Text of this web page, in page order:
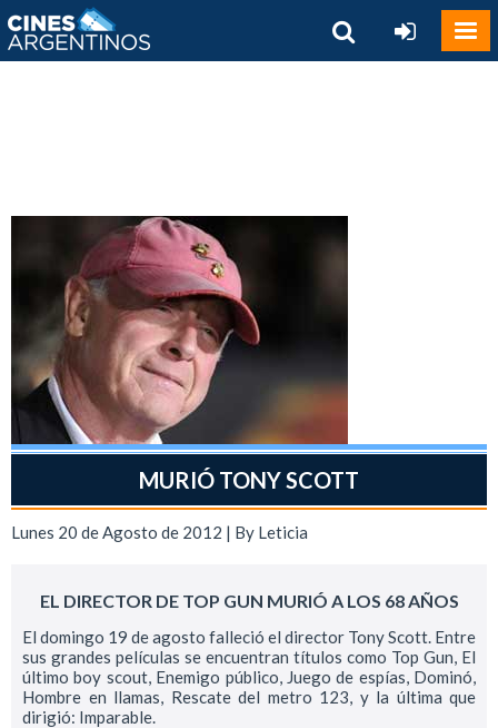
MURIÓ TONY SCOTT
Lunes 20 de Agosto de 2012 | By Leticia
EL DIRECTOR DE TOP GUN MURIÓ A LOS 68 AÑOS
El domingo 19 de agosto falleció el director Tony Scott. Entre
sus grandes películas se encuentran títulos como Top Gun, El
último boy scout, Enemigo público, Juego de espías, Dominó,
Hombre en llamas, Rescate del metro 123, y la última que
dirigió: Imparable.